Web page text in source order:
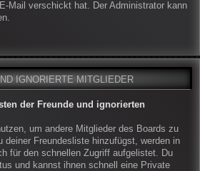
Mail verschickt hat. Der Administrator kann
IGNORIERTE MITGLIEDER
der Freunde und ignorierten
um andere Mitglieder des Boards zu
deiner Freundesliste hinzufügst, werden in
für den schnellen Zugriff aufgelistet. Du
und kannst ihnen schnell eine Private